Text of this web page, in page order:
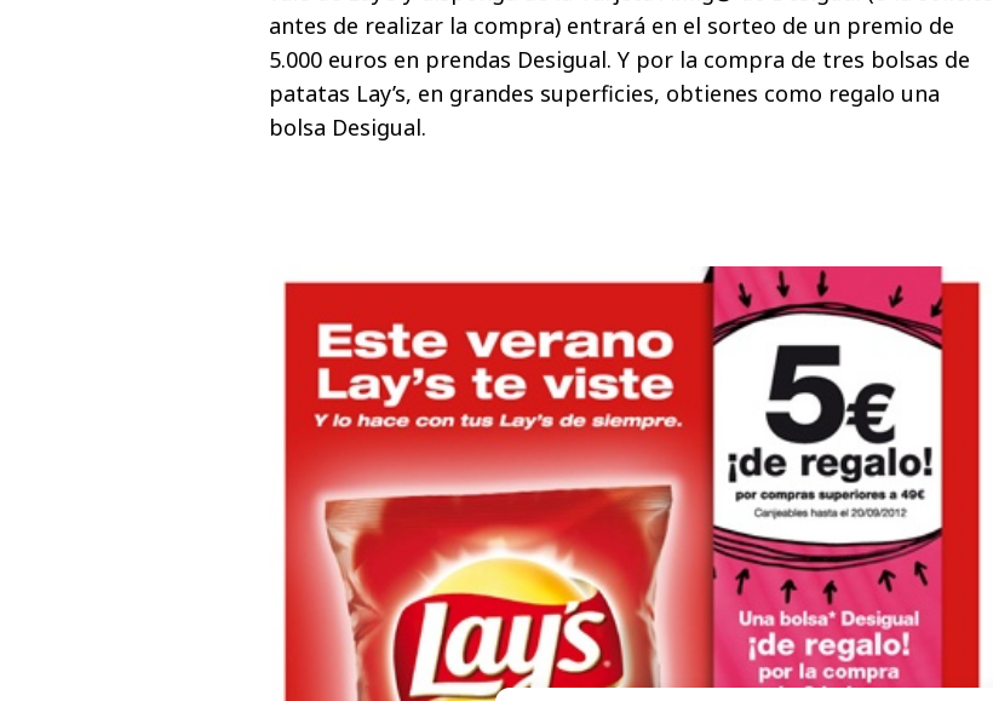
antes de realizar la compra) entrará en el sorteo de un premio de
5.000 euros en prendas Desigual. Y por la compra de tres bolsas de
patatas Lay’s, en grandes superficies, obtienes como regalo una
bolsa Desigual.